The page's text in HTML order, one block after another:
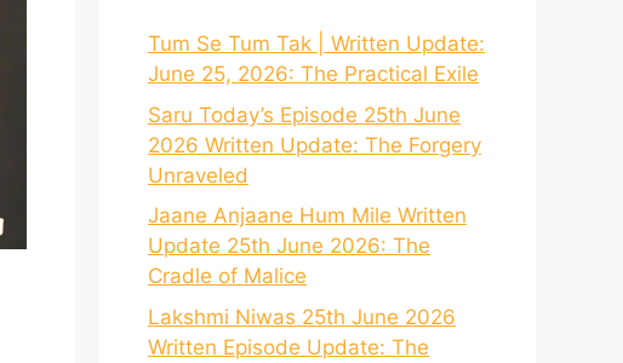
Tum Se Tum Tak | Written Update:
June 25, 2026: The Practical Exile
Saru Today’s Episode 25th June
2026 Written Update: The Forgery
Unraveled
Jaane Anjaane Hum Mile Written
Update 25th June 2026: The
Cradle of Malice
Lakshmi Niwas 25th June 2026
Written Episode Update: The